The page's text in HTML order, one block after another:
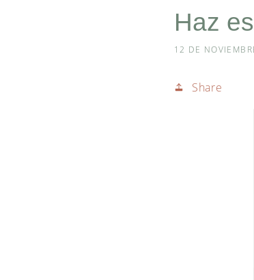
Haz
12 DE
Share